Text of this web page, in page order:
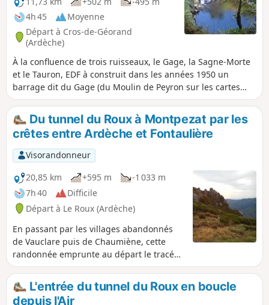
4h 45
Moyenne
Départ à Cros-de-Géorand
(Ardèche)
À la confluence de trois ruisseaux, le Gage, la Sagne-Morte
et le Tauron, EDF à construit dans les années 1950 un
barrage dit du Gage (du Moulin de Peyron sur les cartes
IGN) pour alimenter la centrale de Montpezat-sous-Bauzon.
Je vous propose d'en faire le tour au départ du Cros-de-
Géorand suivant une idée de randonnées de La Montagne
Ardéchoise. Vous découvrirez de magnifiques paysages
mais aussi des chemins dans des bois de fayards plus que
centenaires.
Du tunnel du Roux à Montpezat par les
crêtes entre Ardèche et Fontaulière
Visorandonneur
20,85 km
+595 m
-1 033 m
7h 40
Difficile
Départ à Le Roux (Ardèche)
En passant par les villages abandonnés
de Vauclare puis de Chaumiène, cette
randonnée emprunte au départ le tracé
de la voie ferrée qui n'a jamais été
achevée entre Aubenas et Le Puy, monte
ensuite dans une belle forêt de fayards
L'entrée du tunnel du Roux en boucle
depuis l'Air